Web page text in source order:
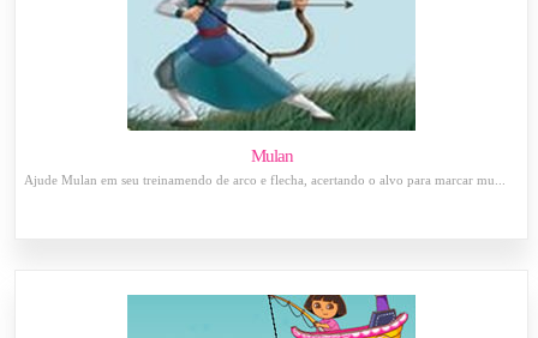
Mulan
Ajude Mulan em seu treinamendo de arco e flecha, acertando o alvo para marcar mu...